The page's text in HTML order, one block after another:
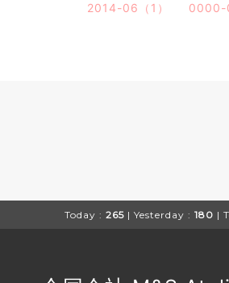
2014-06（1）
0000-
Today : 265 | Yesterday : 180 |